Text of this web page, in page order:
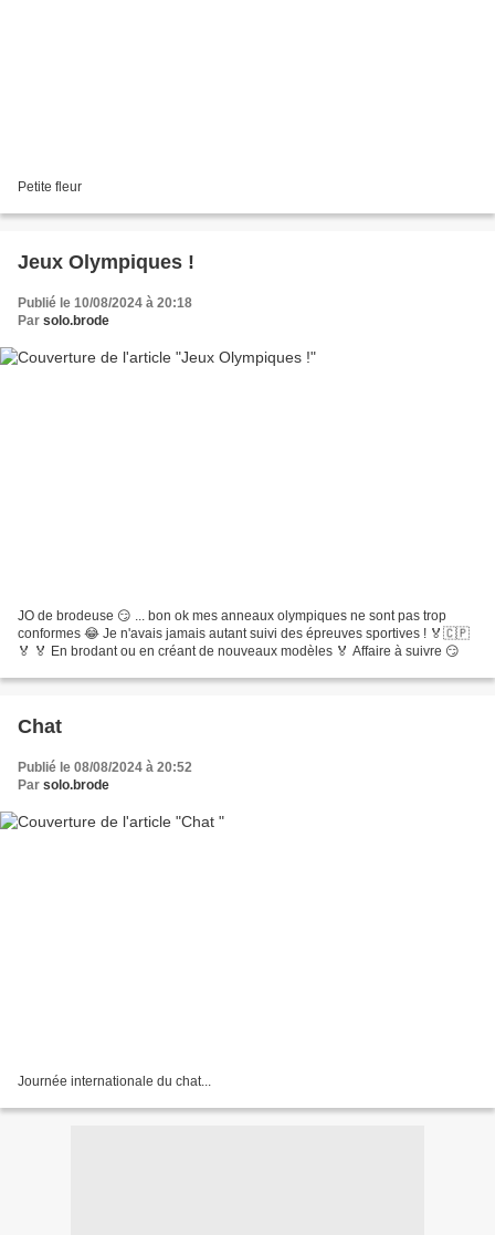
Petite fleur
Jeux Olympiques !
Publié le 10/08/2024 à 20:18
Par solo.brode
JO de brodeuse 😏 ... bon ok mes anneaux olympiques ne sont pas trop
conformes 😂 Je n'avais jamais autant suivi des épreuves sportives ! 🏅🇨🇵
🏅 🏅 En brodant ou en créant de nouveaux modèles 🏅 Affaire à suivre 😏
Chat
Publié le 08/08/2024 à 20:52
Par solo.brode
Journée internationale du chat...